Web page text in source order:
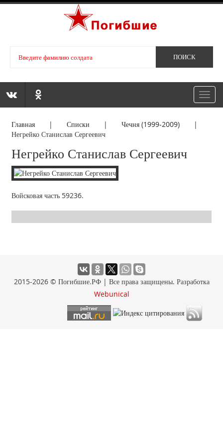
Главная |Списки | Чечня (1999-2009)|
Негрейко Станислав Сергеевич
Негрейко Станислав Сергеевич
Войсковая часть 59236.
2015-2026 © Погибшие.РФ | Все права защищены. Разработка
Webunical